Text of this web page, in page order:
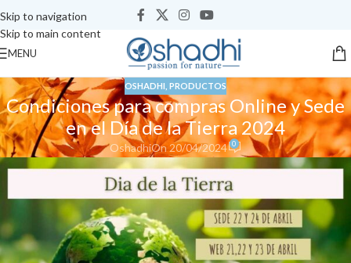
Skip to navigation
Skip to main content
MENU
OSHADHI PRODUCTOS
Condiciones para compras Online y Sede
en el Día de la Tierra 2024
OshadhiOn 20/04/2024 0